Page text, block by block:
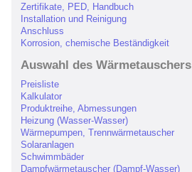
Zertifikate, PED, Handbuch
Installation und Reinigung
Anschluss
Korrosion, chemische Beständigkeit
Auswahl des Wärmetauschers
Preisliste
Kalkulator
Produktreihe, Abmessungen
Heizung (Wasser-Wasser)
Wärmepumpen, Trennwärmetauscher
Solaranlagen
Schwimmbäder
Dampfwärmetauscher (Dampf-Wasser)